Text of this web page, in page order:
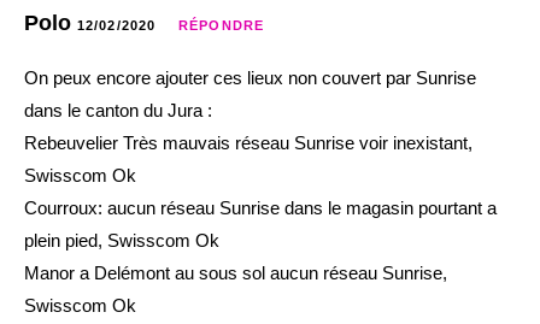
Polo 12/02/2020 RÉPONDRE
On peux encore ajouter ces lieux non couvert par Sunrise
dans le canton du Jura :
Rebeuvelier Très mauvais réseau Sunrise voir inexistant,
Swisscom Ok
Courroux: aucun réseau Sunrise dans le magasin pourtant a
plein pied, Swisscom Ok
Manor a Delémont au sous sol aucun réseau Sunrise,
Swisscom Ok